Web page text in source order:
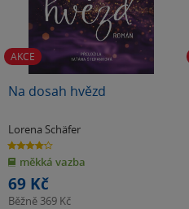
AKCE
Na dosah hvězd
Lorena Schäfer
4.2
z
5
hvězdiček
měkká vazba
69 Kč
Běžně 369 Kč